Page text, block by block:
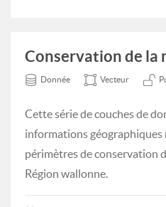
Conservation de la
Donnée Vecteur
Cette série de couches de
informations
périmètres de conservation
Région wallonne.